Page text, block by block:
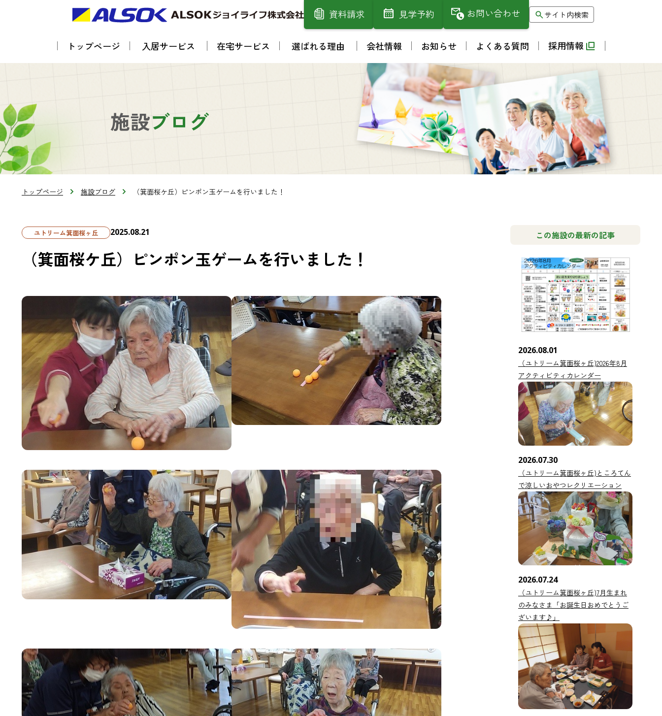
資料請求 見学予約 お問い合わせ サイト内検索
トップページ 入居サービス 在宅サービス 選ばれる理由 会社情報 お知らせ よくある質問 採用情報
施設ブログ
トップページ 施設ブログ （箕面桜ケ丘）ピンポン玉ゲームを行いました！
ユトリーム箕面桜ヶ丘 2025.08.21
（箕面桜ケ丘）ピンポン玉ゲームを行いました！
この施設の最新の記事
2026.08.01
（ユトリーム箕面桜ヶ丘)2026年8月
アクティビティカレンダー
2026.07.30
（ユトリーム箕面桜ヶ丘)ところてん
で涼しいおやつレクリエーション
2026.07.24
（ユトリーム箕面桜ヶ丘)7月生まれ
のみなさま「お誕生日おめでとうご
ざいます♪」